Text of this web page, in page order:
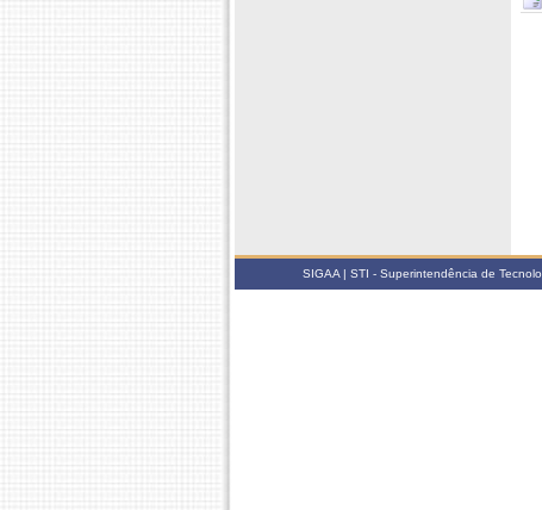
SIGAA | STI - Superintendência de